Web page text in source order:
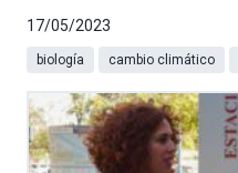
17/05/2023
biología cambio climático